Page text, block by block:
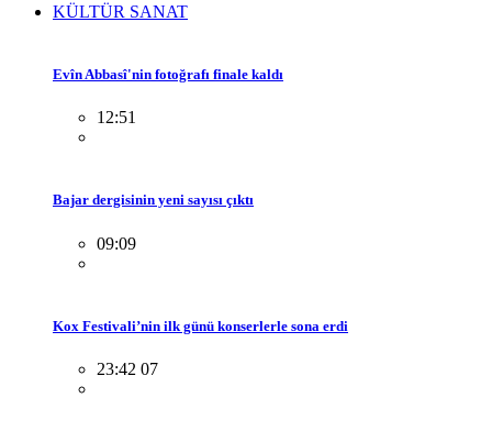
KÜLTÜR SANAT
Evîn Abbasî'nin fotoğrafı finale kaldı
12:51
Bajar dergisinin yeni sayısı çıktı
09:09
Kox Festivali’nin ilk günü konserlerle sona erdi
23:42 07